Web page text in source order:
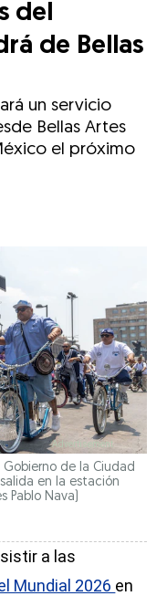
del
de Bellas
un servicio
Bellas Artes
el próximo
EmailFacebook
mediante Twitter
mediante LinkedIn
actual mediante
de la Ciudad
en la estación
Pablo Nava)
a las
Mundial 2026 en